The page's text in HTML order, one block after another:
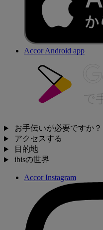
Accor Android app
お手伝いが必要ですか？
アクセスする
目的地
ibisの世界
Accor Instagram